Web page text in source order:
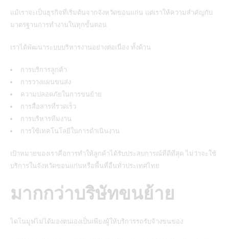
แม้เราจะเป็นธุรกิจที่เริ่มต้นจากจังหวัดขอนแก่น แต่เราให้ความสำคัญกับ
มาตรฐานการทำงานในทุกขั้นตอน
เราได้พัฒนาระบบบริหารงานอย่างต่อเนื่อง ทั้งด้าน
การบริการลูกค้า
การวางแผนขนส่ง
ความปลอดภัยในการขนย้าย
การสื่อสารที่รวดเร็ว
การบริหารทีมงาน
การใช้เทคโนโลยีในการดำเนินงาน
เป้าหมายของเราคือการทำให้ลูกค้าได้รับประสบการณ์ที่ดีที่สุด ไม่ว่าจะใช้
บริการในจังหวัดขอนแก่นหรือพื้นที่อื่นทั่วประเทศไทย
มากกว่าบริษัทขนย้าย
ไดโนมูฟไม่ได้มองตนเองเป็นเพียงผู้ให้บริการรถรับจ้างขนของ